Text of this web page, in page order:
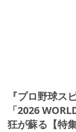
『プロ野球ス
「2026
狂が蘇る【特集